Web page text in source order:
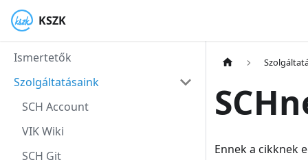
KSZK
Ismertetők
Szolgáltatásaink
SCH Account
VIK Wiki
SCH Git
Ennek a cikknek